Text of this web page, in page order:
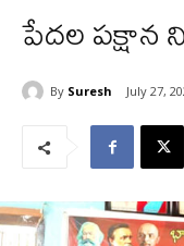
పేదల పక్షాన
By Suresh July 27,